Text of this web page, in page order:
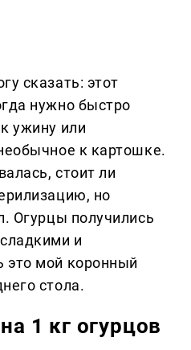
сказать: этот
нужно быстро
ужину или
к картошке.
стоит ли
но
Огурцы получились
и
это мой коронный
стола.
1 кг огурцов